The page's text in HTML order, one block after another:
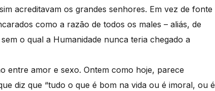
acreditavam os grandes senhores. Em vez de fonte
como a razão de todos os males – aliás, de
o qual a Humanidade nunca teria chegado a
entre amor e sexo. Ontem como hoje, parece
diz que “tudo o que é bom na vida ou é imoral, ou é